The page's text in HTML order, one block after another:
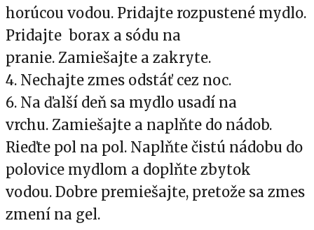
horúcou vodou. Pridajte rozpustené mydlo.
Pridajte borax a sódu na
pranie. Zamiešajte a zakryte.
4. Nechajte zmes odstáť cez noc.
6. Na ďalší deň sa mydlo usadí na
vrchu. Zamiešajte a naplňte do nádob.
Rieďte pol na pol. Naplňte čistú nádobu do
polovice mydlom a doplňte zbytok
vodou. Dobre premiešajte, pretože sa zmes
zmení na gel.